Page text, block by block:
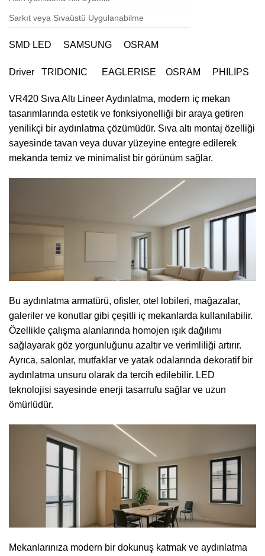
Sarkıt veya Sıvaüstü Uygulanabilme
SMD LED SAMSUNG OSRAM
Driver TRIDONIC EAGLERISE OSRAM PHILIPS
VR420 Sıva Altı Lineer Aydınlatma, modern iç mekan
tasarımlarında estetik ve fonksiyonelliği bir araya getiren
yenilikçi bir aydınlatma çözümüdür. Sıva altı montaj özelliği
sayesinde tavan veya duvar yüzeyine entegre edilerek
mekanda temiz ve minimalist bir görünüm sağlar.
Bu aydınlatma armatürü, ofisler, otel lobileri, mağazalar,
galeriler ve konutlar gibi çeşitli iç mekanlarda kullanılabilir.
Özellikle çalışma alanlarında homojen ışık dağılımı
sağlayarak göz yorgunluğunu azaltır ve verimliliği artırır.
Ayrıca, salonlar, mutfaklar ve yatak odalarında dekoratif bir
aydınlatma unsuru olarak da tercih edilebilir. LED
teknolojisi sayesinde enerji tasarrufu sağlar ve uzun
ömürlüdür.
Mekanlarınıza modern bir dokunuş katmak ve aydınlatma